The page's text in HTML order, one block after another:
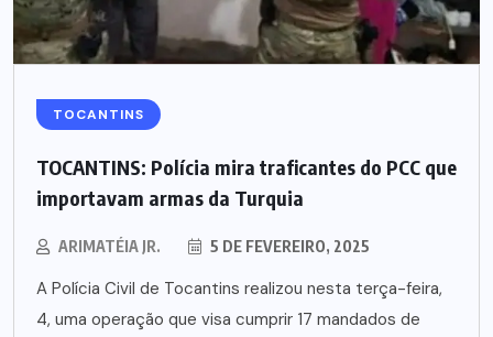
TOCANTINS
TOCANTINS: Polícia mira traficantes do PCC que
importavam armas da Turquia
ARIMATÉIA JR. 5 DE FEVEREIRO, 2025
A Polícia Civil de Tocantins realizou nesta terça-feira,
4, uma operação que visa cumprir 17 mandados de